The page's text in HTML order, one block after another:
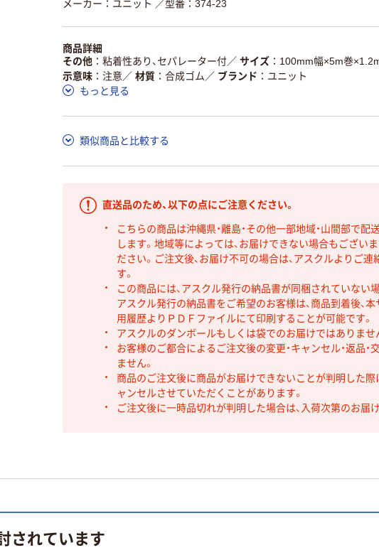
メーカー：ユニット ／型番：374-23
商品詳細
その他
粘着性あり、セパレーター付／ サイズ 100mm幅×5m巻
示意味
注意 ／ 材質 合成ゴム ／ ブランド
ユニット
もっと見る
類似商品と比較する
直送品のため、以下の点にご注意ください。
こちらの商品は沖縄県・離島・その他一部地域・山間部で配
します。地域等によっては、お届けできない場合もござい
ださい。ご注文後、お届け不可の場合は、アスクルよりご連
す。
この商品には、アスクル発行の納品書が同梱されていない
アスクル発行の納品書をご希望のお客様は、商品到着後、本
用履歴よりＰＤＦファイルにて印刷することが可能です。
アスクルのダンボールもしくは袋でのお届けではありませ
お客様のご都合によるご注文後の変更・キャンセル・返品・
ません。
商品のご注文後に商品がお届けできないことが判明した際
ャンセルさせていただくことがあります。
ご注文後に一時品切れが判明した場合は、入荷次第のお届
されています